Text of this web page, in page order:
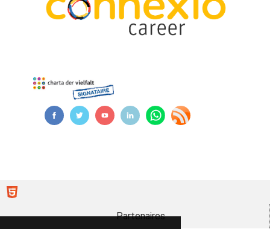
Partenaires